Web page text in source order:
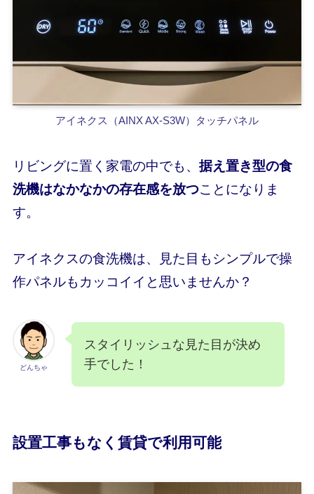
アイネクス（AINX AX-S3W）タッチパネル
リビングに置く家電の中でも、 据え置き型の食
洗機はなかなかの存在感を放つことになりま
す。
アイネクスの食洗機は、見た目もシンプルで操
作パネルもカッコイイと思いませんか？
どんちゃ
スタイリッシュな見た目が決め
手でした！
設置工事もなく賃貸で利用可能